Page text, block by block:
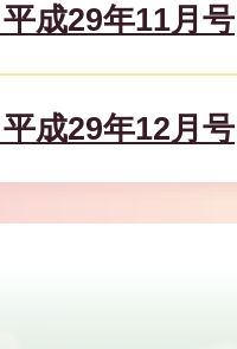
成29年11月号
成29年12月号